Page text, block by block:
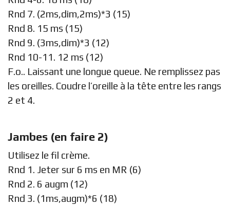
Rnd 7. (2ms,dim,2ms)*3 (15)
Rnd 8. 15 ms (15)
Rnd 9. (3ms,dim)*3 (12)
Rnd 10-11. 12 ms (12)
F.o.. Laissant une longue queue. Ne remplissez pas
les oreilles. Coudre l’oreille à la tête entre les rangs
2 et 4.
Jambes (en faire 2)
Utilisez le fil crème.
Rnd 1. Jeter sur 6 ms en MR (6)
Rnd 2. 6 augm (12)
Rnd 3. (1ms,augm)*6 (18)